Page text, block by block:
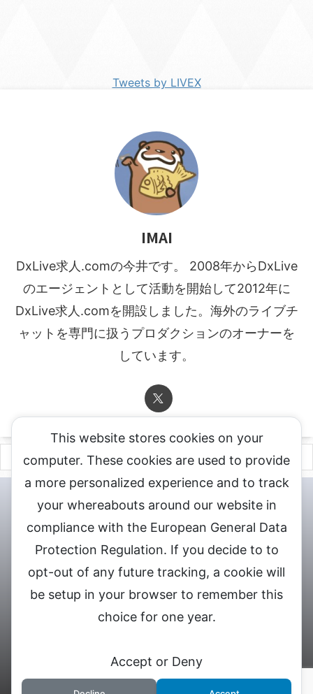
Tweets by LIVEX
IMAI
DxLive求人.comの今井です。 2008年からDxLive
のエージェントとして活動を開始して2012年に
DxLive求人.comを開設しました。海外のライブチ
ャットを専門に扱うプロダクションのオーナーを
しています。
チャットレディ登録申込 DXLIVE求人.comへお問合せ
DXLIVE 退
会・解約・移籍の申請
式サイト
DXLIVEのチャットレディ求人情報サイト
This website stores cookies on your
computer. These cookies are used to provide
a more personalized experience and to track
your whereabouts around our website in
compliance with the European General Data
Protection Regulation. If you decide to to
opt-out of any future tracking, a cookie will
be setup in your browser to remember this
choice for one year.
Accept or Deny